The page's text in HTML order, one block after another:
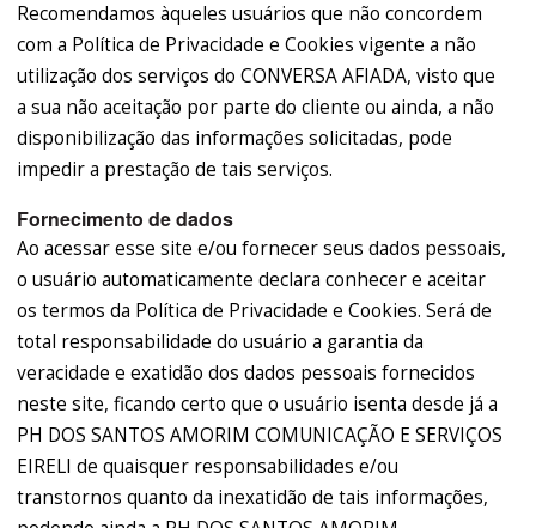
Recomendamos àqueles usuários que não concordem
com a Política de Privacidade e Cookies vigente a não
utilização dos serviços do CONVERSA AFIADA, visto que
a sua não aceitação por parte do cliente ou ainda, a não
disponibilização das informações solicitadas, pode
impedir a prestação de tais serviços.
Fornecimento de dados
Ao acessar esse site e/ou fornecer seus dados pessoais,
o usuário automaticamente declara conhecer e aceitar
os termos da Política de Privacidade e Cookies. Será de
total responsabilidade do usuário a garantia da
veracidade e exatidão dos dados pessoais fornecidos
neste site, ficando certo que o usuário isenta desde já a
PH DOS SANTOS AMORIM COMUNICAÇÃO E SERVIÇOS
EIRELI de quaisquer responsabilidades e/ou
transtornos quanto da inexatidão de tais informações,